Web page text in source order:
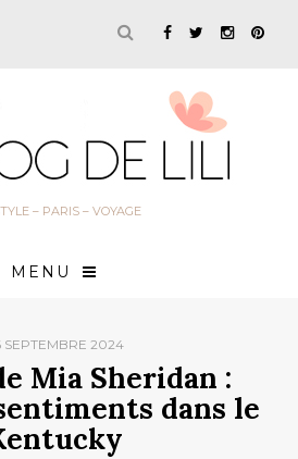
– PARIS – VOYAGE
MENU
SEPTEMBRE 2024
Mia Sheridan :
dans le